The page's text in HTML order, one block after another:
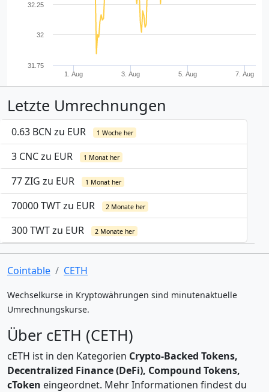
1. Aug 3. Aug 5. Aug 7. Aug
31.75
32
32.25
Letzte Umrechnungen
0.63 BCN zu EUR 1 Woche her
3 CNC zu EUR 1 Monat her
77 ZIG zu EUR 1 Monat her
70000 TWT zu EUR 2 Monate her
300 TWT zu EUR 2 Monate her
Cointable CETH
Wechselkurse in Kryptowährungen sind minutenaktuelle
Umrechnungskurse.
Über cETH (CETH)
cETH ist in den Kategorien Crypto-Backed Tokens,
Decentralized Finance (DeFi), Compound Tokens,
cToken eingeordnet. Mehr Informationen findest du